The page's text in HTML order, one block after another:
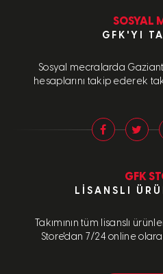
SOSYAL
GFK'YI
Sosyal mecralarda
hesaplarını takip ederek
GFK
LISANSLI
Takımının tüm lisanslı
Store'dan 7/24 online